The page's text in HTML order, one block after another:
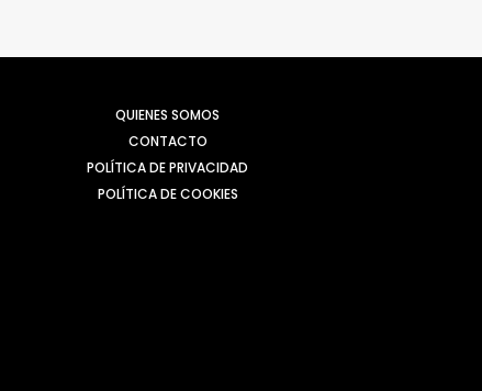
QUIENES SOMOS
CONTACTO
POLÍTICA DE PRIVACIDAD
POLÍTICA DE COOKIES